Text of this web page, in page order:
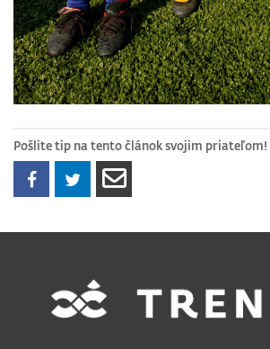
Pošlite tip na tento článok svojim priateľom!